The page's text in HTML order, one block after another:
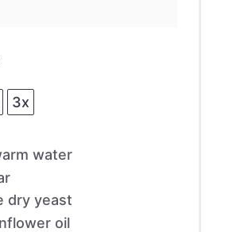
3x
water
dry yeast
oil